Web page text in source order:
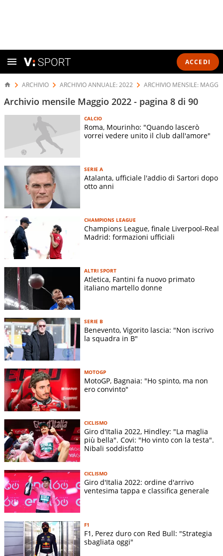
ACCEDI
ARCHIVIO ARCHIVIO ANNUALE: 2022 ARCHIVIO MENSILE:
Archivio mensile Maggio 2022 - pagina 8 di 90
CALCIO
Roma, Mourinho: "Quando lascerò
vorrei vedere unito il club dall'amore"
SERIE A
Atalanta, ufficiale l'addio di Sartori dopo
otto anni
CHAMPIONS LEAGUE
Champions League, finale Liverpool-Real
Madrid: formazioni ufficiali
ALTRI SPORT
Atletica, Fantini fa nuovo primato
italiano martello donne
SERIE B
Benevento, Vigorito lascia: "Non iscrivo
la squadra in B"
MOTOGP
MotoGP, Bagnaia: "Ho spinto, ma non
ero convinto"
CICLISMO
Giro d'Italia 2022, Hindley: "La maglia
più bella". Covi: "Ho vinto con la testa".
Nibali soddisfatto
CICLISMO
Giro d'Italia 2022: ordine d'arrivo
ventesima tappa e classifica generale
F1
F1, Perez duro con Red Bull: "Strategia
sbagliata oggi"